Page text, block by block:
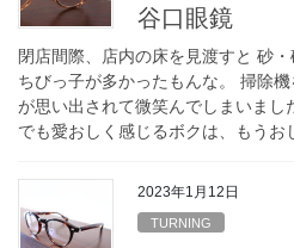
谷口眼鏡
閉店間際、店内の床を見渡すと 砂
ちびっ子が多かったもんな。 掃除
が思い出されて微笑んでしまいまし
でも愛おしく感じるボクは、もう
2023年1月12日
TURNING